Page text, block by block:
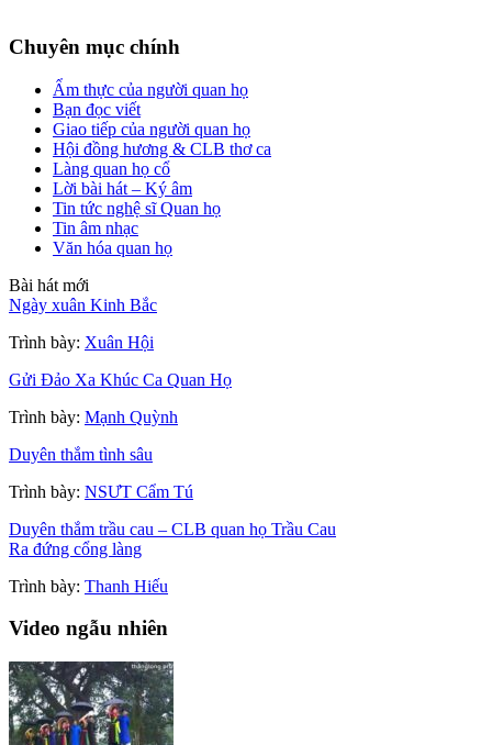
Chuyên mục chính
Ẩm thực của người quan họ
Bạn đọc viết
Giao tiếp của người quan họ
Hội đồng hương & CLB thơ ca
Làng quan họ cổ
Lời bài hát – Ký âm
Tin tức nghệ sĩ Quan họ
Tin âm nhạc
Văn hóa quan họ
Bài hát mới
Ngày xuân Kinh Bắc
Trình bày: Xuân Hội
Gửi Đảo Xa Khúc Ca Quan Họ
Trình bày: Mạnh Quỳnh
Duyên thắm tình sâu
Trình bày: NSƯT Cẩm Tú
Duyên thắm trầu cau – CLB quan họ Trầu Cau
Ra đứng cổng làng
Trình bày: Thanh Hiếu
Video ngẫu nhiên